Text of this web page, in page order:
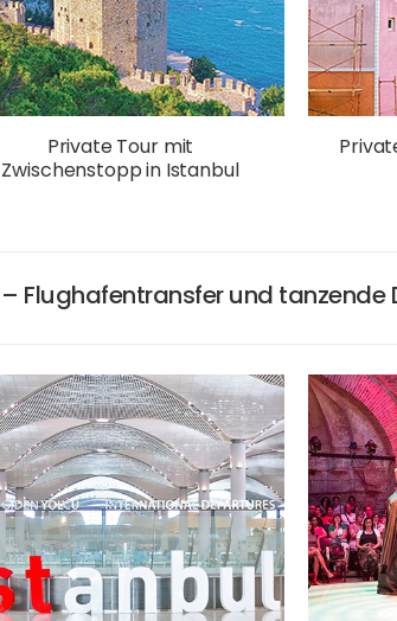
Private Tour mit
Zwischenstopp in Istanbul
Flughafentransfer und tanzende